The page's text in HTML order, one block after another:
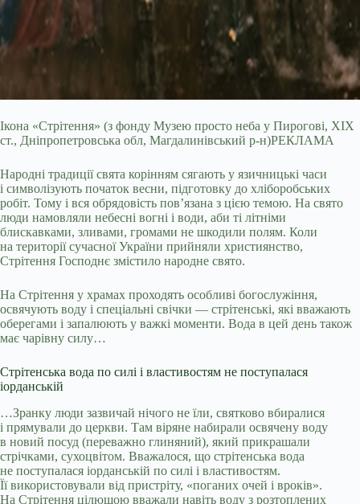
Ікона «Стрітення» (з фонду Музею просто неба у Пирогові, ХІХ
ст., Дніпропетровська обл, Магдалинівський р-н)РЕКЛАМА
Народні традиції свята корінням сягають у язичницькі часи
і символізують початок весни, підготовку до хліборобських
робіт. Тому і вся обрядовість пов’язана з цією темою. На свято
люди намовляли небесні вогні і води, аби ті літніми
блискавками, зливами, громами не шкодили полям. Коли
на території сучасної України прийняли християнство,
Стрітення Господнє змістило народне свято.
На Стрітення у храмах проходять особливі богослужіння,
освячують воду і спеціальні свічки — стрітенські, які вважають
оберегами і запалюють у важкі моменти. Вода в цей день також
має чарівну силу…
Стрітенська вода по силі і властивостям не поступалася
іорданській
…Зранку люди зазвичай нічого не їли, святково вбиралися
і прямували до церкви. Там віряне набирали освячену воду
в новий посуд (переважно глиняний), який прикрашали
стрічками, сухоцвітом. Вважалося, що стрітенська вода
не поступалася іорданській по силі і властивостям.
Її використовували від пристріту, «поганих очей і вроків».
На Стрітення цілющою вважали навіть воду з розтоплених